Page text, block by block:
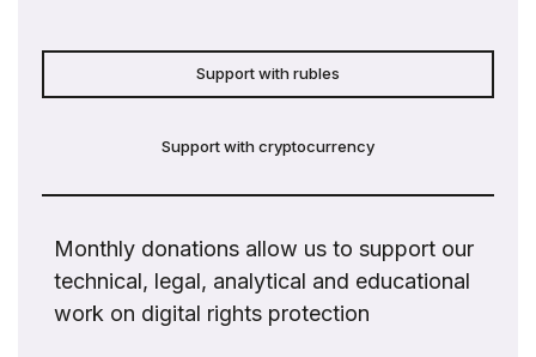
Support with rubles
Support with cryptocurrency
Monthly donations allow us to support our
technical, legal, analytical and educational
work on digital rights protection